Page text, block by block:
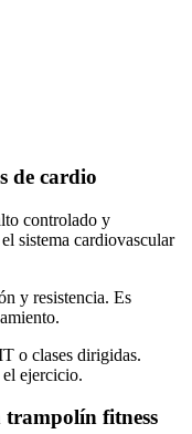
de cardio
controlado y
sistema cardiovascular
y resistencia. Es
o clases dirigidas.
ejercicio.
trampolín fitness